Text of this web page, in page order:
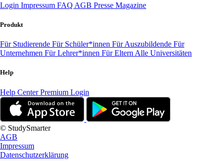
Login Impressum FAQ AGB Presse Magazine
Produkt
Für Studierende Für Schüler*innen Für Auszubildende Für
Unternehmen Für Lehrer*innen Für Eltern Alle Universitäten
Help
Help CenterPremium Login
© StudySmarter
AGB
Impressum
Datenschutzerklärung